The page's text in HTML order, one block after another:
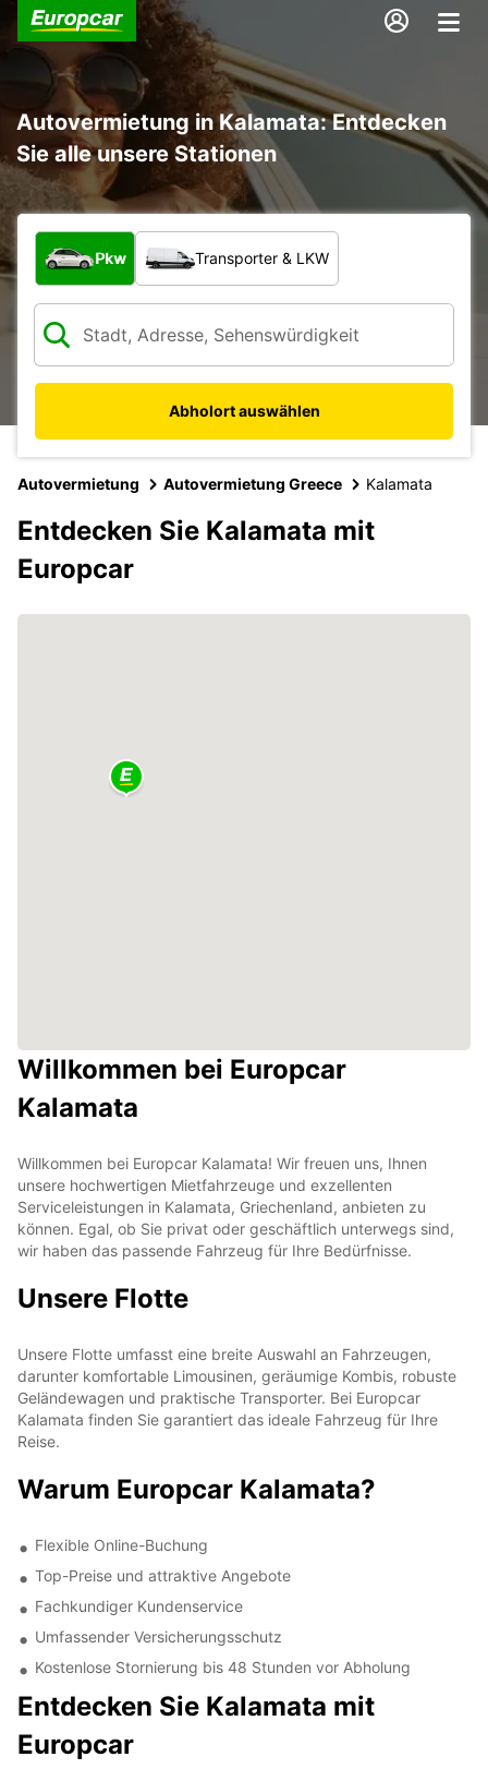
Autovermietung in Kalamata: Entdecken
Sie alle unsere Stationen
Welche Art von Fahrzeug?
Pkw Transporter & LKW
Abholort auswählen
Autovermietung Autovermietung Greece Kalamata
Entdecken Sie Kalamata mit
Europcar
Willkommen bei Europcar
Kalamata
Willkommen bei Europcar Kalamata! Wir freuen uns, Ihnen
unsere hochwertigen Mietfahrzeuge und exzellenten
Serviceleistungen in Kalamata, Griechenland, anbieten zu
können. Egal, ob Sie privat oder geschäftlich unterwegs sind,
wir haben das passende Fahrzeug für Ihre Bedürfnisse.
Unsere Flotte
Unsere Flotte umfasst eine breite Auswahl an Fahrzeugen,
darunter komfortable Limousinen, geräumige Kombis, robuste
Geländewagen und praktische Transporter. Bei Europcar
Kalamata finden Sie garantiert das ideale Fahrzeug für Ihre
Reise.
Warum Europcar Kalamata?
Flexible Online-Buchung
Top-Preise und attraktive Angebote
Fachkundiger Kundenservice
Umfassender Versicherungsschutz
Kostenlose Stornierung bis 48 Stunden vor Abholung
Entdecken Sie Kalamata mit
Europcar